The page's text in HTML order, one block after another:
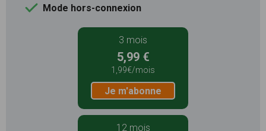
Mode hors-connexion
3 mois
5,99 €
1,99€/mois
Je m'abonne
12 mois